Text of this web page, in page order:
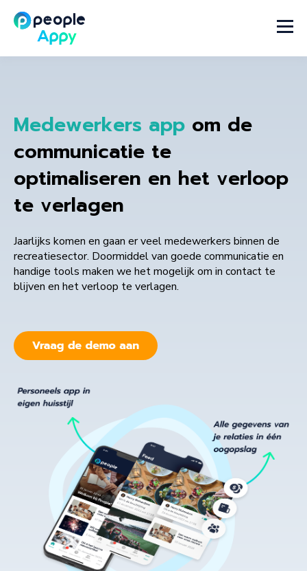
Medewerkers app om de
communicatie te
optimaliseren en het verloop
te verlagen
Jaarlijks komen en gaan er veel medewerkers binnen de
recreatiesector. Doormiddel van goede communicatie en
handige tools maken we het mogelijk om in contact te
blijven en het verloop te verlagen.